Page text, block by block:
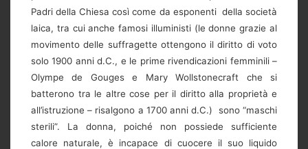
Padri della Chiesa così come da esponenti della società
laica, tra cui anche famosi illuministi (le donne grazie al
movimento delle suffragette ottengono il diritto di voto
solo 1900 anni d.C., e le prime rivendicazioni femminili –
Olympe de Gouges e Mary Wollstonecraft che si
batterono tra le altre cose per il diritto alla proprietà e
all’istruzione – risalgono a 1700 anni d.C.) sono “maschi
sterili”. La donna, poiché non possiede sufficiente
calore naturale, è incapace di cuocere il suo liquido